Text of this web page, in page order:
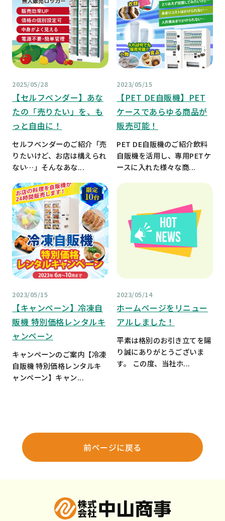
2025/05/28
【セルフベンダー】あな
たの「売りたい」を、も
っと自由に！
セルフベンダーのご紹介「売
りたいけど、お店は構えられ
ない…」そんなあな...
2023/05/15
【PET DE自販機】PET
ケースであらゆる商品が
販売可能！
PET DE自販機のご紹介飲料
自販機を活用し、専用PETケ
ースに入れた様々な商...
2023/05/15
【キャンペーン】冷凍自
販機 特別価格レンタルキ
ャンペーン
キャンペーンのご案内【冷凍
自販機 特別価格レンタルキ
ャンペーン】キャン...
2023/05/14
ホームページをリニュー
アルしました！
平素は格別のお引き立てを賜
り誠にありがとうございま
す。 この度、当社ホ...
前ページに戻る